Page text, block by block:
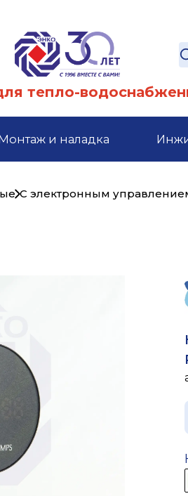
тепло-
и наладка
С электронным